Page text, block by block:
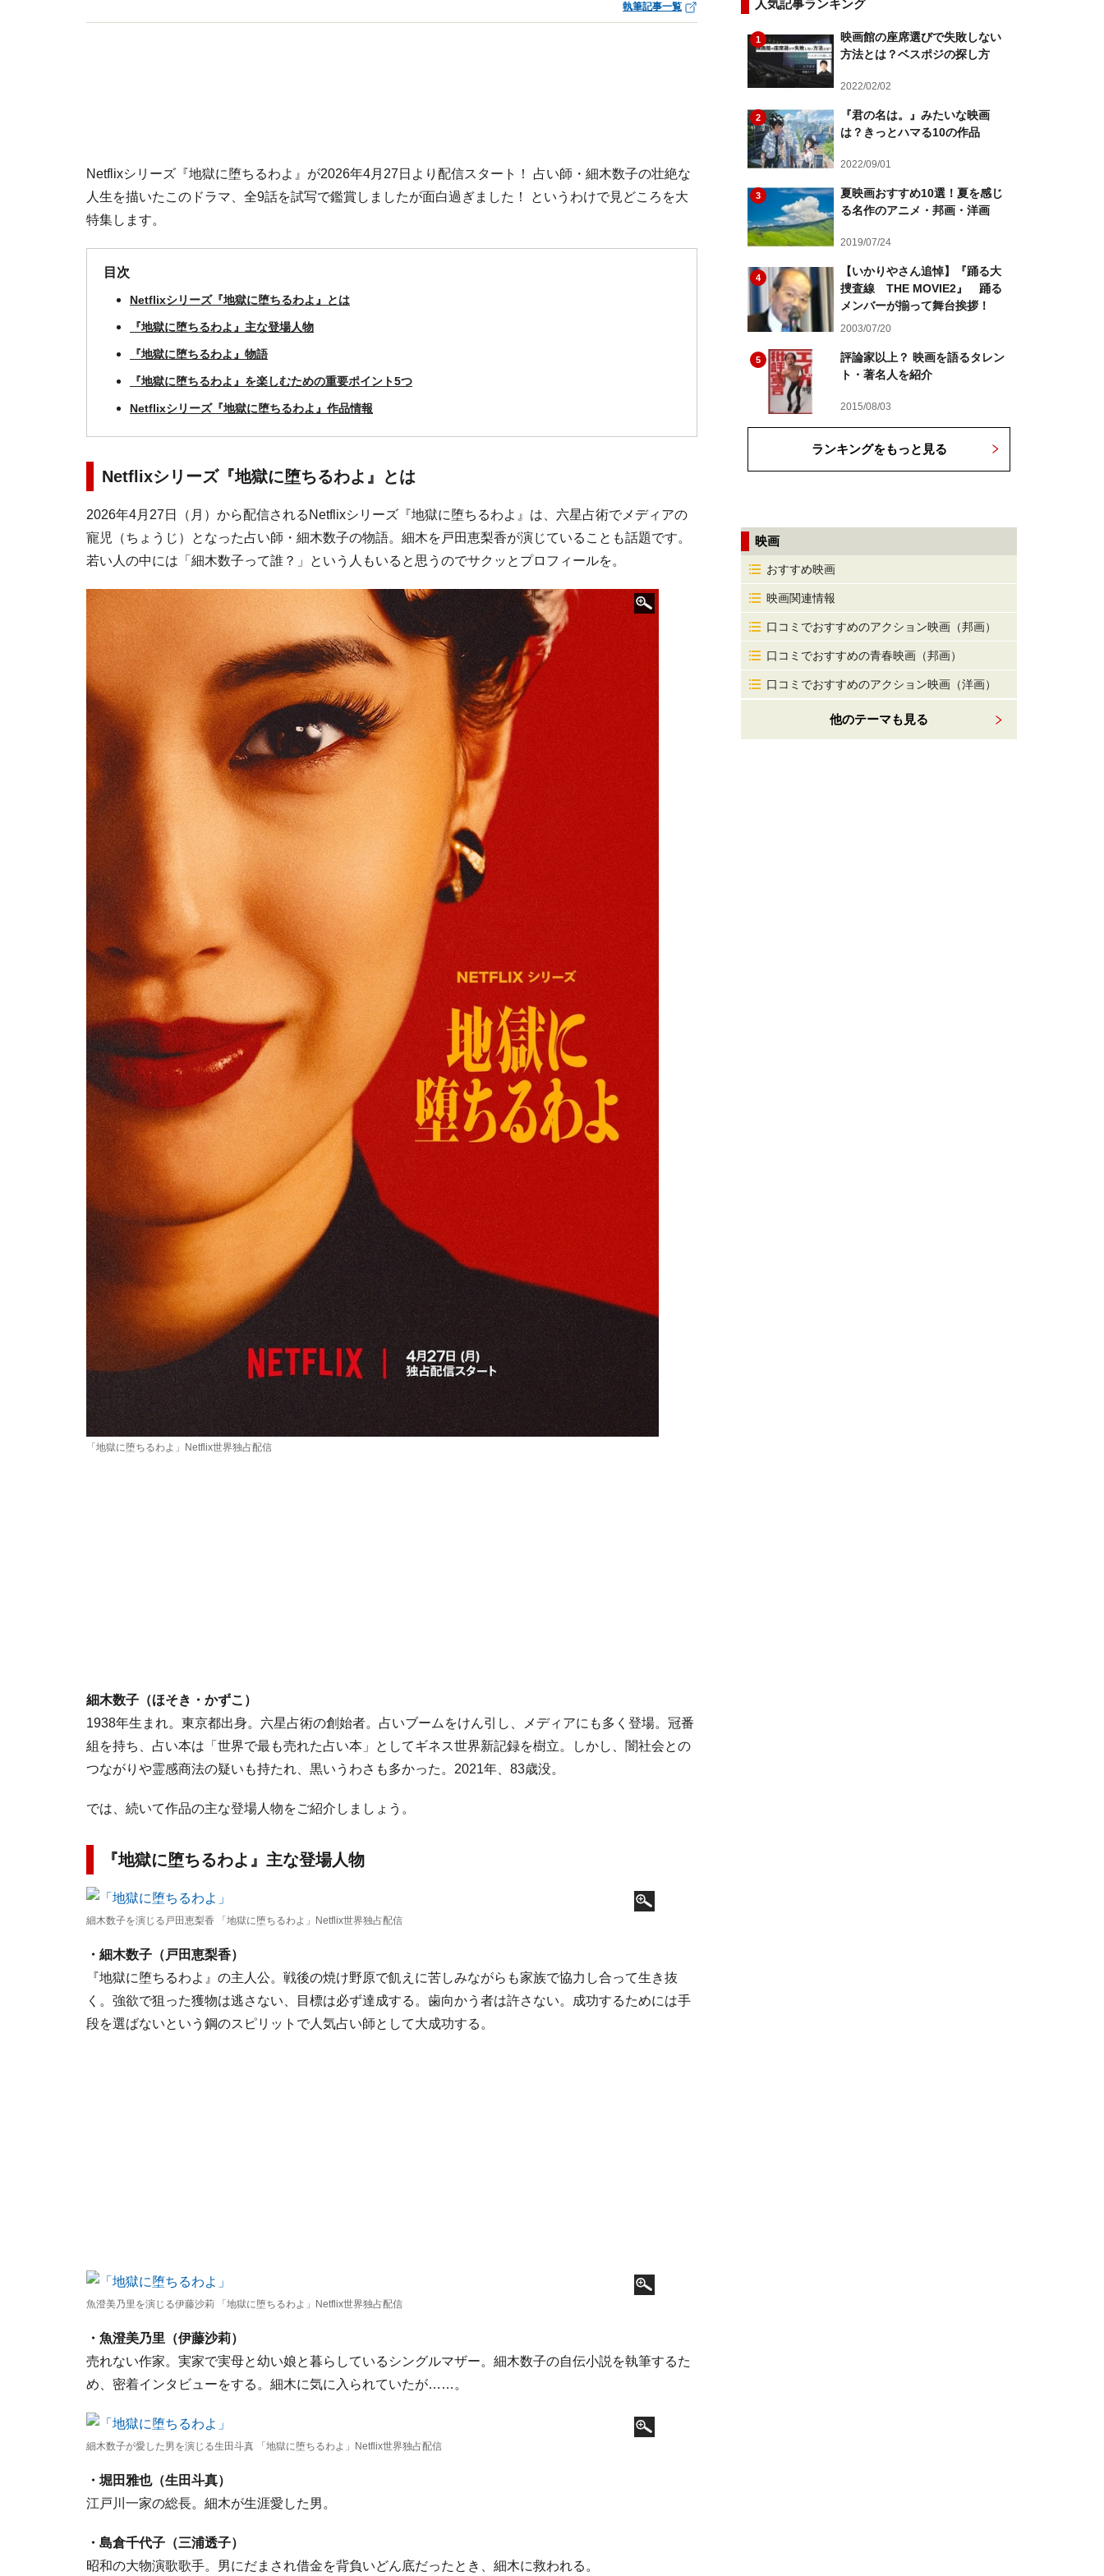
執筆記事一覧
Netflixシリーズ『地獄に堕ちるわよ』が2026年4月27日より配信スタート！ 占い師・細木数子の壮絶な
人生を描いたこのドラマ、全9話を試写で鑑賞しましたが面白過ぎました！ というわけで見どころを大
特集します。
目次
Netflixシリーズ『地獄に堕ちるわよ』とは
『地獄に堕ちるわよ』主な登場人物
『地獄に堕ちるわよ』物語
『地獄に堕ちるわよ』を楽しむための重要ポイント5つ
Netflixシリーズ『地獄に堕ちるわよ』作品情報
Netflixシリーズ『地獄に堕ちるわよ』とは
2026年4月27日（月）から配信されるNetflixシリーズ『地獄に堕ちるわよ』は、六星占術でメディアの
寵児（ちょうじ）となった占い師・細木数子の物語。細木を戸田恵梨香が演じていることも話題です。
若い人の中には「細木数子って誰？」という人もいると思うのでサクッとプロフィールを。
「地獄に堕ちるわよ」Netflix世界独占配信
細木数子（ほそき・かずこ）
1938年生まれ。東京都出身。六星占術の創始者。占いブームをけん引し、メディアにも多く登場。冠番
組を持ち、占い本は「世界で最も売れた占い本」としてギネス世界新記録を樹立。しかし、闇社会との
つながりや霊感商法の疑いも持たれ、黒いうわさも多かった。2021年、83歳没。
では、続いて作品の主な登場人物をご紹介しましょう。
『地獄に堕ちるわよ』主な登場人物
細木数子を演じる戸田恵梨香 「地獄に堕ちるわよ」Netflix世界独占配信
・細木数子（戸田恵梨香）
『地獄に堕ちるわよ』の主人公。戦後の焼け野原で飢えに苦しみながらも家族で協力し合って生き抜
く。強欲で狙った獲物は逃さない、目標は必ず達成する。歯向かう者は許さない。成功するためには手
段を選ばないという鋼のスピリットで人気占い師として大成功する。
魚澄美乃里を演じる伊藤沙莉 「地獄に堕ちるわよ」Netflix世界独占配信
・魚澄美乃里（伊藤沙莉）
売れない作家。実家で実母と幼い娘と暮らしているシングルマザー。細木数子の自伝小説を執筆するた
め、密着インタビューをする。細木に気に入られていたが……。
細木数子が愛した男を演じる生田斗真 「地獄に堕ちるわよ」Netflix世界独占配信
・堀田雅也（生田斗真）
江戸川一家の総長。細木が生涯愛した男。
・島倉千代子（三浦透子）
昭和の大物演歌歌手。男にだまされ借金を背負いどん底だったとき、細木に救われる。
人気記事ランキング
1
映画館の座席選びで失敗しない
方法とは？ベスポジの探し方
2022/02/02
2
『君の名は。』みたいな映画
は？きっとハマる10の作品
2022/09/01
3
夏映画おすすめ10選！夏を感じ
る名作のアニメ・邦画・洋画
2019/07/24
4
【いかりやさん追悼】『踊る大
捜査線 THE MOVIE2』 踊る
メンバーが揃って舞台挨拶！
2003/07/20
5
評論家以上？ 映画を語るタレン
ト・著名人を紹介
2015/08/03
ランキングをもっと見る
映画
おすすめ映画
映画関連情報
口コミでおすすめのアクション映画（邦画）
口コミでおすすめの青春映画（邦画）
口コミでおすすめのアクション映画（洋画）
他のテーマも見る